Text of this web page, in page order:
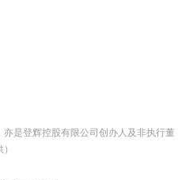
是登辉控股有限公司创办人及非执行董